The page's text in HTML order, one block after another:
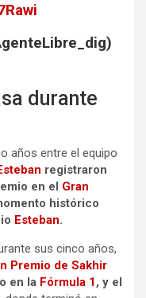
durante
años entre el equipo
registraron
en el Gran
histórico
Esteban.
sus cinco años,
Premio de Sakhir
en la Fórmula 1 , y el